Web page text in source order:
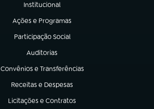
Institucional
(abre em nova aba)
Ações e Programas
(abre em nova aba)
Participação Social
(abre em nova aba)
Auditorias
(abre em nova aba)
Convênios e Transferências
(abre em nova aba)
Receitas e Despesas
(abre em nova aba)
Licitações e Contratos
(abre em nova aba)